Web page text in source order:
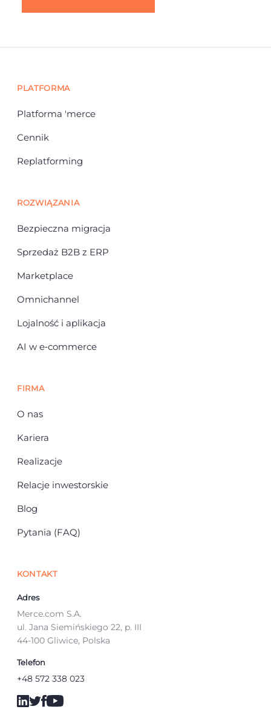
PLATFORMA
Platforma 'merce
Cennik
Replatforming
ROZWIĄZANIA
Bezpieczna migracja
Sprzedaż B2B z ERP
Marketplace
Omnichannel
Lojalność i aplikacja
AI w e‑commerce
FIRMA
O nas
Kariera
Realizacje
Relacje inwestorskie
Blog
Pytania (FAQ)
KONTAKT
Adres
Merce.com S.A.
ul. Jana Siemińskiego 22, p. III
44-100 Gliwice, Polska
Telefon
+48 572 338 023